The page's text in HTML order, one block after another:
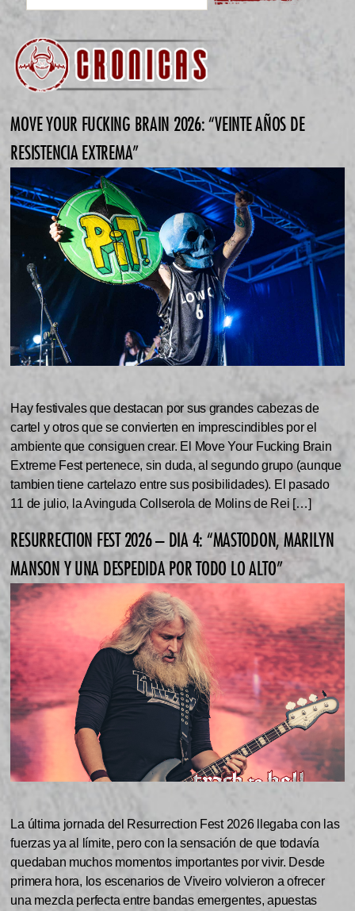
MOVE YOUR FUCKING BRAIN 2026: “VEINTE AÑOS DE
RESISTENCIA EXTREMA”
Hay festivales que destacan por sus grandes cabezas de
cartel y otros que se convierten en imprescindibles por el
ambiente que consiguen crear. El Move Your Fucking Brain
Extreme Fest pertenece, sin duda, al segundo grupo (aunque
tambien tiene cartelazo entre sus posibilidades). El pasado
11 de julio, la Avinguda Collserola de Molins de Rei […]
RESURRECTION FEST 2026 – DIA 4: “MASTODON, MARILYN
MANSON Y UNA DESPEDIDA POR TODO LO ALTO”
La última jornada del Resurrection Fest 2026 llegaba con las
fuerzas ya al límite, pero con la sensación de que todavía
quedaban muchos momentos importantes por vivir. Desde
primera hora, los escenarios de Viveiro volvieron a ofrecer
una mezcla perfecta entre bandas emergentes, apuestas